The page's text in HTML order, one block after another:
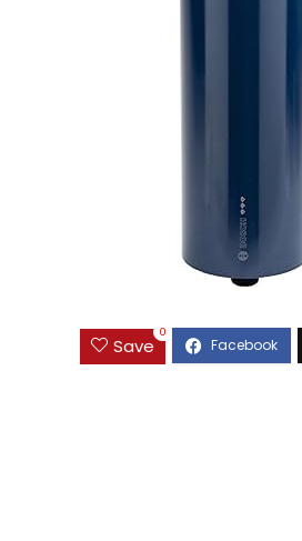
Save
0